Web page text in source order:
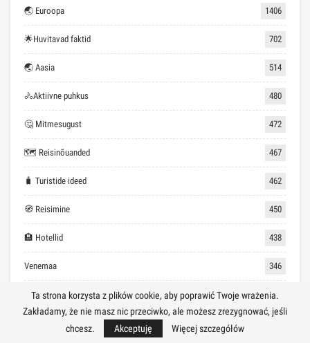
🌏 Euroopa 1406
🌟Huvitavad faktid 702
🌏 Aasia 514
🚴Aktiivne puhkus 480
🤔 Mitmesugust 472
🗺 Reisinõuanded 467
🧳 Turistide ideed 462
🧭 Reisimine 450
🏨 Hotellid 438
Venemaa 346
Itaalia 180
✍ Märkuseks
Ta strona korzysta z plików cookie, aby poprawić Twoje wrażenia.
Zakładamy, że nie masz nic przeciwko, ale możesz zrezygnować, jeśli
chcesz.
Akceptuję Więcej szczegółów